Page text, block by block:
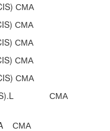
СМА
СМА
СМА
СМА
СМА
(CIS).L СМА
СМА